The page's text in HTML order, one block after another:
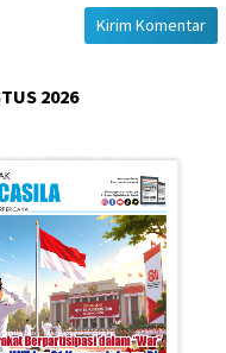
2026